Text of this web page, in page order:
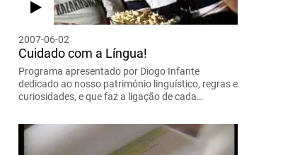
2007-06-02
Cuidado com a Língua!
Programa apresentado por Diogo Infante
dedicado ao nosso património linguístico, regras e
curiosidades, e que faz a ligação de cada…